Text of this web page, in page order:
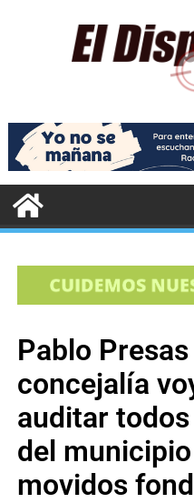
Pablo
concejalía
auditar
del
movidos